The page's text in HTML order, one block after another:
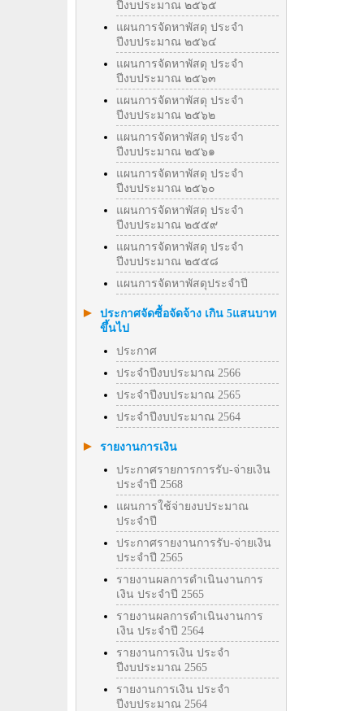
ปีงบประมาณ ๒๕๖๕
แผนการจัดหาพัสดุ ประจำ
ปีงบประมาณ ๒๕๖๔
แผนการจัดหาพัสดุ ประจำ
ปีงบประมาณ ๒๕๖๓
แผนการจัดหาพัสดุ ประจำ
ปีงบประมาณ ๒๕๖๒
แผนการจัดหาพัสดุ ประจำ
ปีงบประมาณ ๒๕๖๑
แผนการจัดหาพัสดุ ประจำ
ปีงบประมาณ ๒๕๖๐
แผนการจัดหาพัสดุ ประจำ
ปีงบประมาณ ๒๕๕๙
แผนการจัดหาพัสดุ ประจำ
ปีงบประมาณ ๒๕๕๘
แผนการจัดหาพัสดุประจำปี
ประกาศจัดซื้อจัดจ้าง เกิน 5แสนบาท
ขึ้นไป
ประกาศ
ประจำปีงบประมาณ 2566
ประจำปีงบประมาณ 2565
ประจำปีงบประมาณ 2564
รายงานการเงิน
ประกาศรายการการรับ-จ่ายเงิน
ประจำปี 2568
แผนการใช้จ่ายงบประมาณ
ประจำปี
ประกาศรายงานการรับ-จ่ายเงิน
ประจำปี 2565
รายงานผลการดำเนินงานการ
เงิน ประจำปี 2565
รายงานผลการดำเนินงานการ
เงิน ประจำปี 2564
รายงานการเงิน ประจำ
ปีงบประมาณ 2565
รายงานการเงิน ประจำ
ปีงบประมาณ 2564